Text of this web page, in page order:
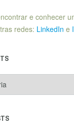
e conhecer
redes: LinkedIn e